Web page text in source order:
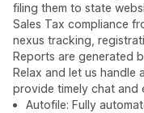
filing them to state
Sales Tax compliance
nexus tracking,
Reports are generated
Relax and let us handle
provide timely chat and
Autofile: Fully